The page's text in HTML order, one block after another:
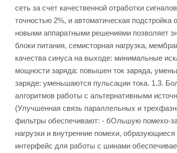
сеть за счет качественной отработки
точностью 2%, и автоматическая
новыми аппаратными решениями позволяет
блоки питания, семисторная нагрузка,
качества синуса на выходе: минимальные
мощности заряда: повышен ток заряда,
заряде: уменьшаются пульсации тока. 1.3.
алгоритмов работы с альтернативными
(Улучшенная связь параллельных и
фильтры обеспечивают: - бОльшую помехо-
нагрузки и внутренние помехи,
интерфейс для работы с шинами